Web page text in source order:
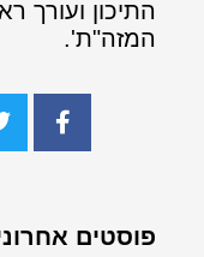
התיכון ועורך
המזה"ת'.
פוסטים